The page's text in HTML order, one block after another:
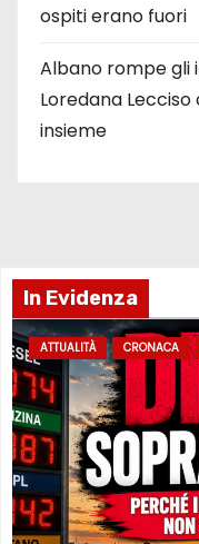
ospiti erano fuori
Albano rompe gli
Loredana
insieme
In Evidenza
ATTUALITÀ CRONACA